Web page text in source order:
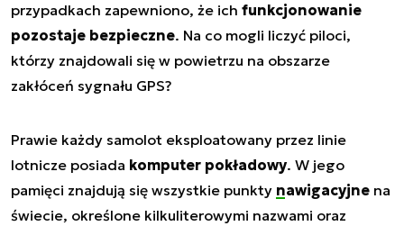
przypadkach zapewniono, że ich funkcjonowanie
pozostaje bezpieczne. Na co mogli liczyć piloci,
którzy znajdowali się w powietrzu na obszarze
zakłóceń sygnału GPS?
Prawie każdy samolot eksploatowany przez linie
lotnicze posiada komputer pokładowy. W jego
pamięci znajdują się wszystkie punkty nawigacyjne na
świecie, określone kilkuliterowymi nazwami oraz